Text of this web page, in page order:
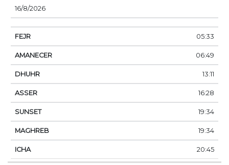
16/8/2026
05:33
06:49
13:11
16:28
19:34
19:34
20:45